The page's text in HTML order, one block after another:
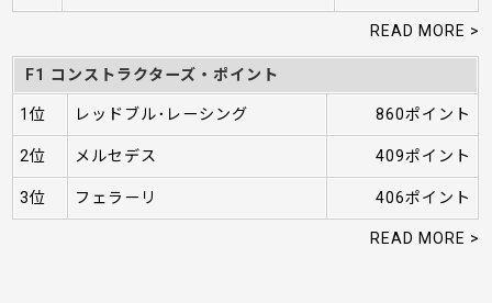
READ MORE >
F1 コンストラクターズ・ポイント
1位 レッドブル･レーシング 860ポイント
2位 メルセデス 409ポイント
3位 フェラーリ 406ポイント
READ MORE >